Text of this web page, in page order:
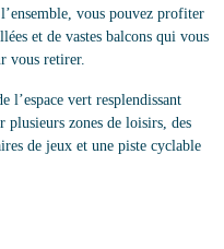
vous pouvez profiter
et de vastes balcons qui vous
vous retirer.
l’espace vert resplendissant
plusieurs zones de loisirs, des
de jeux et une piste cyclable